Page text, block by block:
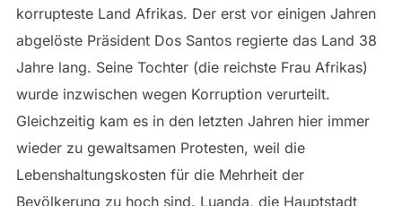
korrupteste Land Afrikas. Der erst vor einigen Jahren
abgelöste Präsident Dos Santos regierte das Land 38
Jahre lang. Seine Tochter (die reichste Frau Afrikas)
wurde inzwischen wegen Korruption verurteilt.
Gleichzeitig kam es in den letzten Jahren hier immer
wieder zu gewaltsamen Protesten, weil die
Lebenshaltungskosten für die Mehrheit der
Bevölkerung zu hoch sind. Luanda, die Hauptstadt